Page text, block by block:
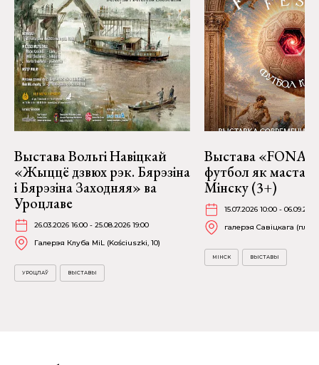
Выстава Вольгі Навіцкай
«Жыццё дзвюх рэк. Бярэзіна
і Бярэзіна Заходняя» ва
Уроцлаве
26.03.2026 16:00 - 25.08.2026 19:00
Галерэя Клуба MiL (Kościuszki, 10)
УРОЦЛАЎ ВЫСТАВЫ
Выстава
футбол як
Мінску (3+)
15.07.2026 10:00 -
галерэя Савіцкага (пл.
МІНСК ВЫСТАВЫ